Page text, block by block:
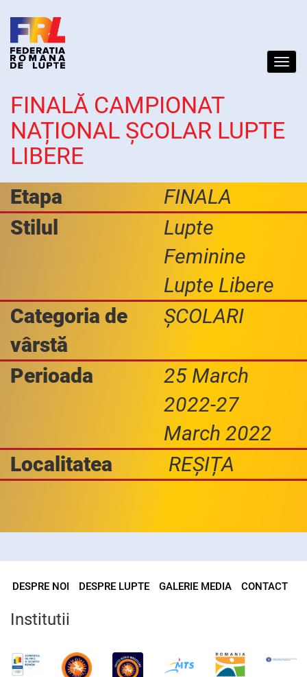
FINALĂ CAMPIONAT
NAȚIONAL ȘCOLAR LUPTE
LIBERE
Etapa
FINALA
Stilul
Lupte
Feminine
Lupte Libere
Categoria de
vârstă
ȘCOLARI
Perioada
25 March
2022-27
March 2022
Localitatea
REȘIȚA
DESPRE NOI DESPRE LUPTE GALERIE MEDIA CONTACT
Institutii